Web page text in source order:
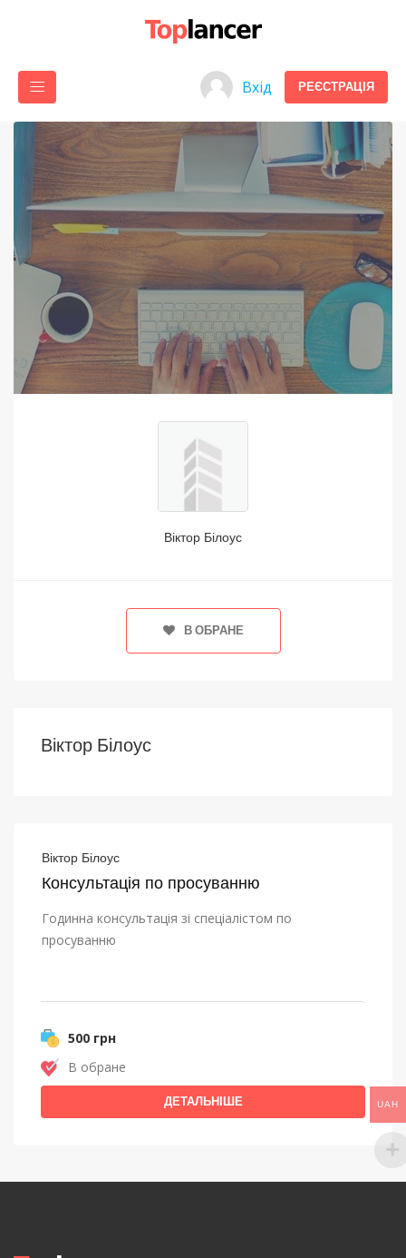
Вхід РЕЄСТРАЦІЯ
Віктор Білоус
В ОБРАНЕ
Віктор Білоус
Віктор Білоус
Консультація по просуванню
Годинна консультація зі спеціалістом по
просуванню
500 грн
В обране
ДЕТАЛЬНІШЕ
UAH